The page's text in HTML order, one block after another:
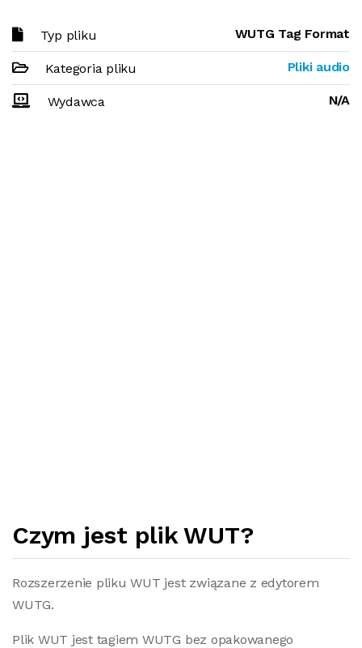
Typ pliku WUTG Tag Format
Kategoria pliku Pliki audio
Wydawca N/A
Czym jest plik WUT?
Rozszerzenie pliku WUT jest związane z edytorem
WUTG.
Plik WUT jest tagiem WUTG bez opakowanego